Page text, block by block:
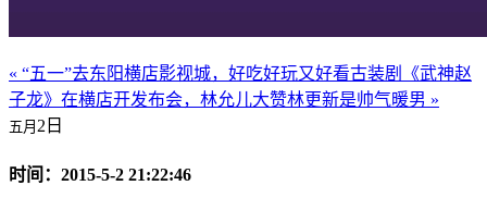
« “五一”去东阳横店影视城，好吃好玩又好看古装剧《武神赵
子龙》在横店开发布会，林允儿大赞林更新是帅气暖男 »
五月 2日
时间：2015-5-2 21:22:46